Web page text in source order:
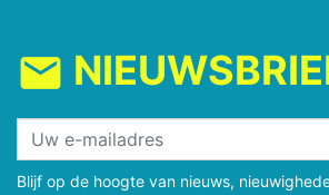
mail
Blijf op de hoogte van nieuws,